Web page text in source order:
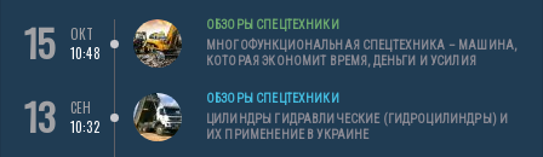
15
ОКТ
10:48
ОБЗОРЫ СПЕЦТЕХНИКИ
МНОГОФУНКЦИОНАЛЬНАЯ СПЕЦТЕХНИКА – МАШИНА,
КОТОРАЯ ЭКОНОМИТ ВРЕМЯ, ДЕНЬГИ И УСИЛИЯ
13
СЕН
10:32
ОБЗОРЫ СПЕЦТЕХНИКИ
ЦИЛИНДРЫ ГИДРАВЛИЧЕСКИЕ (ГИДРОЦИЛИНДРЫ) И
ИХ ПРИМЕНЕНИЕ В УКРАИНЕ